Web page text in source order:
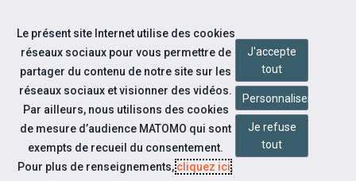
Aller au contenu
Notre actualité
L'ÉDITION 2022 DE LA SEEPH :
Le présent site Internet utilise des cookies
réseaux sociaux pour vous permettre de
partager du contenu de notre site sur les
réseaux sociaux et visionner des vidéos.
Par ailleurs, nous utilisons des cookies
de mesure d’audience MATOMO qui sont
exempts de recueil du consentement.
Pour plus de renseignements,cliquez ici.
J'accepte
tout
Personnaliser
Je refuse
tout